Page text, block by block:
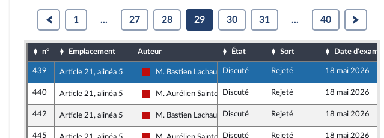
1 ... 27 28 29 30 31 ... 40
n° Emplacement Auteur État Sort Date d'examen
439 Article 21, alinéa 5
La France insoumise - Nouveau Front Populaire
M. Bastien Lachaud Discuté Rejeté 18 mai 2026
440 Article 21, alinéa 5
La France insoumise - Nouveau Front Populaire
M. Aurélien SaintoulDiscuté Rejeté 18 mai 2026
442 Article 21, alinéa 5
La France insoumise - Nouveau Front Populaire
M. Bastien Lachaud Discuté Rejeté 18 mai 2026
445 Discuté Rejeté 18 mai 2026